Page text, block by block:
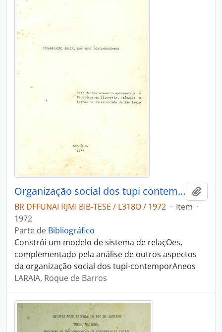
Organização social dos tupi contemporaneos
BR DFFUNAI RJMI BIB-TESE / L318O / 1972 · Item ·
1972
Parte de Bibliográfico
Constrói um modelo de sistema de relaçOes,
complementado pela análise de outros aspectos
da organização social dos tupi-contemporAneos
LARAIA, Roque de Barros